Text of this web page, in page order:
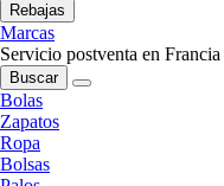
Rebajas
Marcas
Servicio postventa en Francia
Buscar
Bolas
Zapatos
Ropa
Bolsas